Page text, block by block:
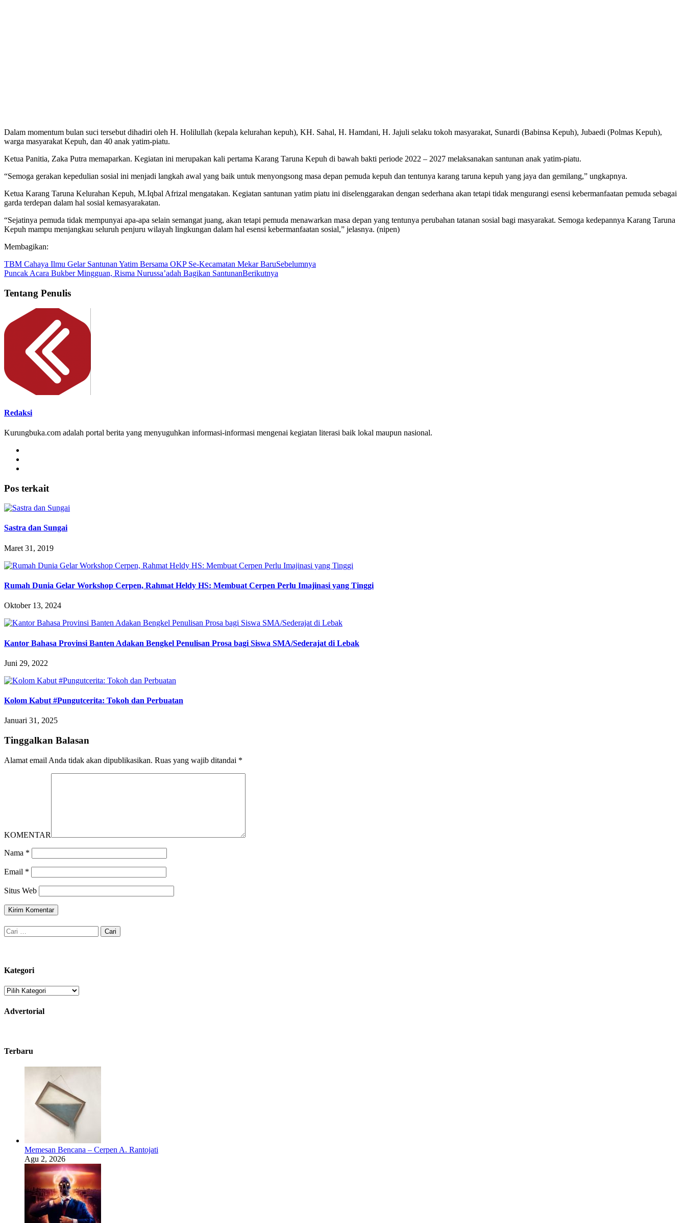
Dalam momentum bulan suci tersebut dihadiri oleh H. Holilullah (kepala kelurahan kepuh), KH. Sahal, H. Hamdani, H. Jajuli selaku tokoh masyarakat, Sunardi (Babinsa Kepuh), Jubaedi (Polmas Kepuh),
warga masyarakat Kepuh, dan 40 anak yatim-piatu.
Ketua Panitia, Zaka Putra memaparkan. Kegiatan ini merupakan kali pertama Karang Taruna Kepuh di bawah bakti periode 2022 – 2027 melaksanakan santunan anak yatim-piatu.
“Semoga gerakan kepedulian sosial ini menjadi langkah awal yang baik untuk menyongsong masa depan pemuda kepuh dan tentunya karang taruna kepuh yang jaya dan gemilang,” ungkapnya.
Ketua Karang Taruna Kelurahan Kepuh, M.Iqbal Afrizal mengatakan. Kegiatan santunan yatim piatu ini diselenggarakan dengan sederhana akan tetapi tidak mengurangi esensi kebermanfaatan pemuda sebagai
garda terdepan dalam hal sosial kemasyarakatan.
“Sejatinya pemuda tidak mempunyai apa-apa selain semangat juang, akan tetapi pemuda menawarkan masa depan yang tentunya perubahan tatanan sosial bagi masyarakat. Semoga kedepannya Karang Taruna
Kepuh mampu menjangkau seluruh penjuru wilayah lingkungan dalam hal esensi kebermanfaatan sosial,” jelasnya. (nipen)
Membagikan:
TBM Cahaya Ilmu Gelar Santunan Yatim Bersama OKP Se-Kecamatan Mekar BaruSebelumnya
Puncak Acara Bukber Mingguan, Risma Nurussa’adah Bagikan SantunanBerikutnya
Tentang Penulis
Redaksi
Kurungbuka.com adalah portal berita yang menyuguhkan informasi-informasi mengenai kegiatan literasi baik lokal maupun nasional.
Pos terkait
Sastra dan Sungai
Maret 31, 2019
Rumah Dunia Gelar Workshop Cerpen, Rahmat Heldy HS: Membuat Cerpen Perlu Imajinasi yang Tinggi
Oktober 13, 2024
Kantor Bahasa Provinsi Banten Adakan Bengkel Penulisan Prosa bagi Siswa SMA/Sederajat di Lebak
Juni 29, 2022
Kolom Kabut #Pungutcerita: Tokoh dan Perbuatan
Januari 31, 2025
Tinggalkan Balasan
Alamat email Anda tidak akan dipublikasikan. Ruas yang wajib ditandai *
KOMENTAR
Nama *
Email *
Situs Web
Cari
untuk:
Kategori
Kategori
Advertorial
Terbaru
Memesan Bencana – Cerpen A. Rantojati
Agu 2, 2026